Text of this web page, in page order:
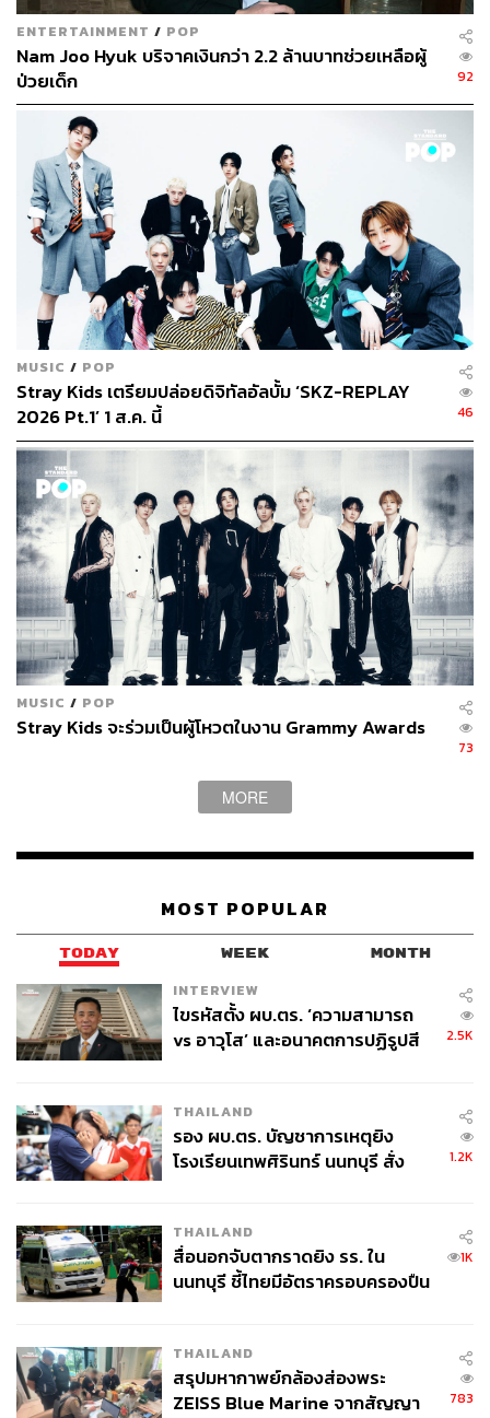
ENTERTAINMENT / POP
Nam Joo Hyuk บริจาคเงินกว่า 2.2 ล้านบาทช่วยเหลือผู้
ป่วยเด็ก
92
MUSIC / POP
Stray Kids เตรียมปล่อยดิจิทัลอัลบั้ม ‘SKZ-REPLAY
2026 Pt.1’ 1 ส.ค. นี้
46
MUSIC / POP
Stray Kids จะร่วมเป็นผู้โหวตในงาน Grammy Awards
73
MORE
MOST POPULAR
TODAY WEEK MONTH
INTERVIEW
ไขรหัสตั้ง ผบ.ตร. ‘ความสามารถ
vs อาวุโส’ และอนาคตการปฏิรูปสี
2.5K
THAILAND
รอง ผบ.ตร. บัญชาการเหตุยิง
โรงเรียนเทพศิรินทร์ นนทบุรี สั่ง
1.2K
THAILAND
สื่อนอกจับตากราดยิง รร. ใน
นนทบุรี ชี้ไทยมีอัตราครอบครองปืน
1K
THAILAND
สรุปมหากาพย์กล้องส่องพระ
ZEISS Blue Marine จากสัญญา
783